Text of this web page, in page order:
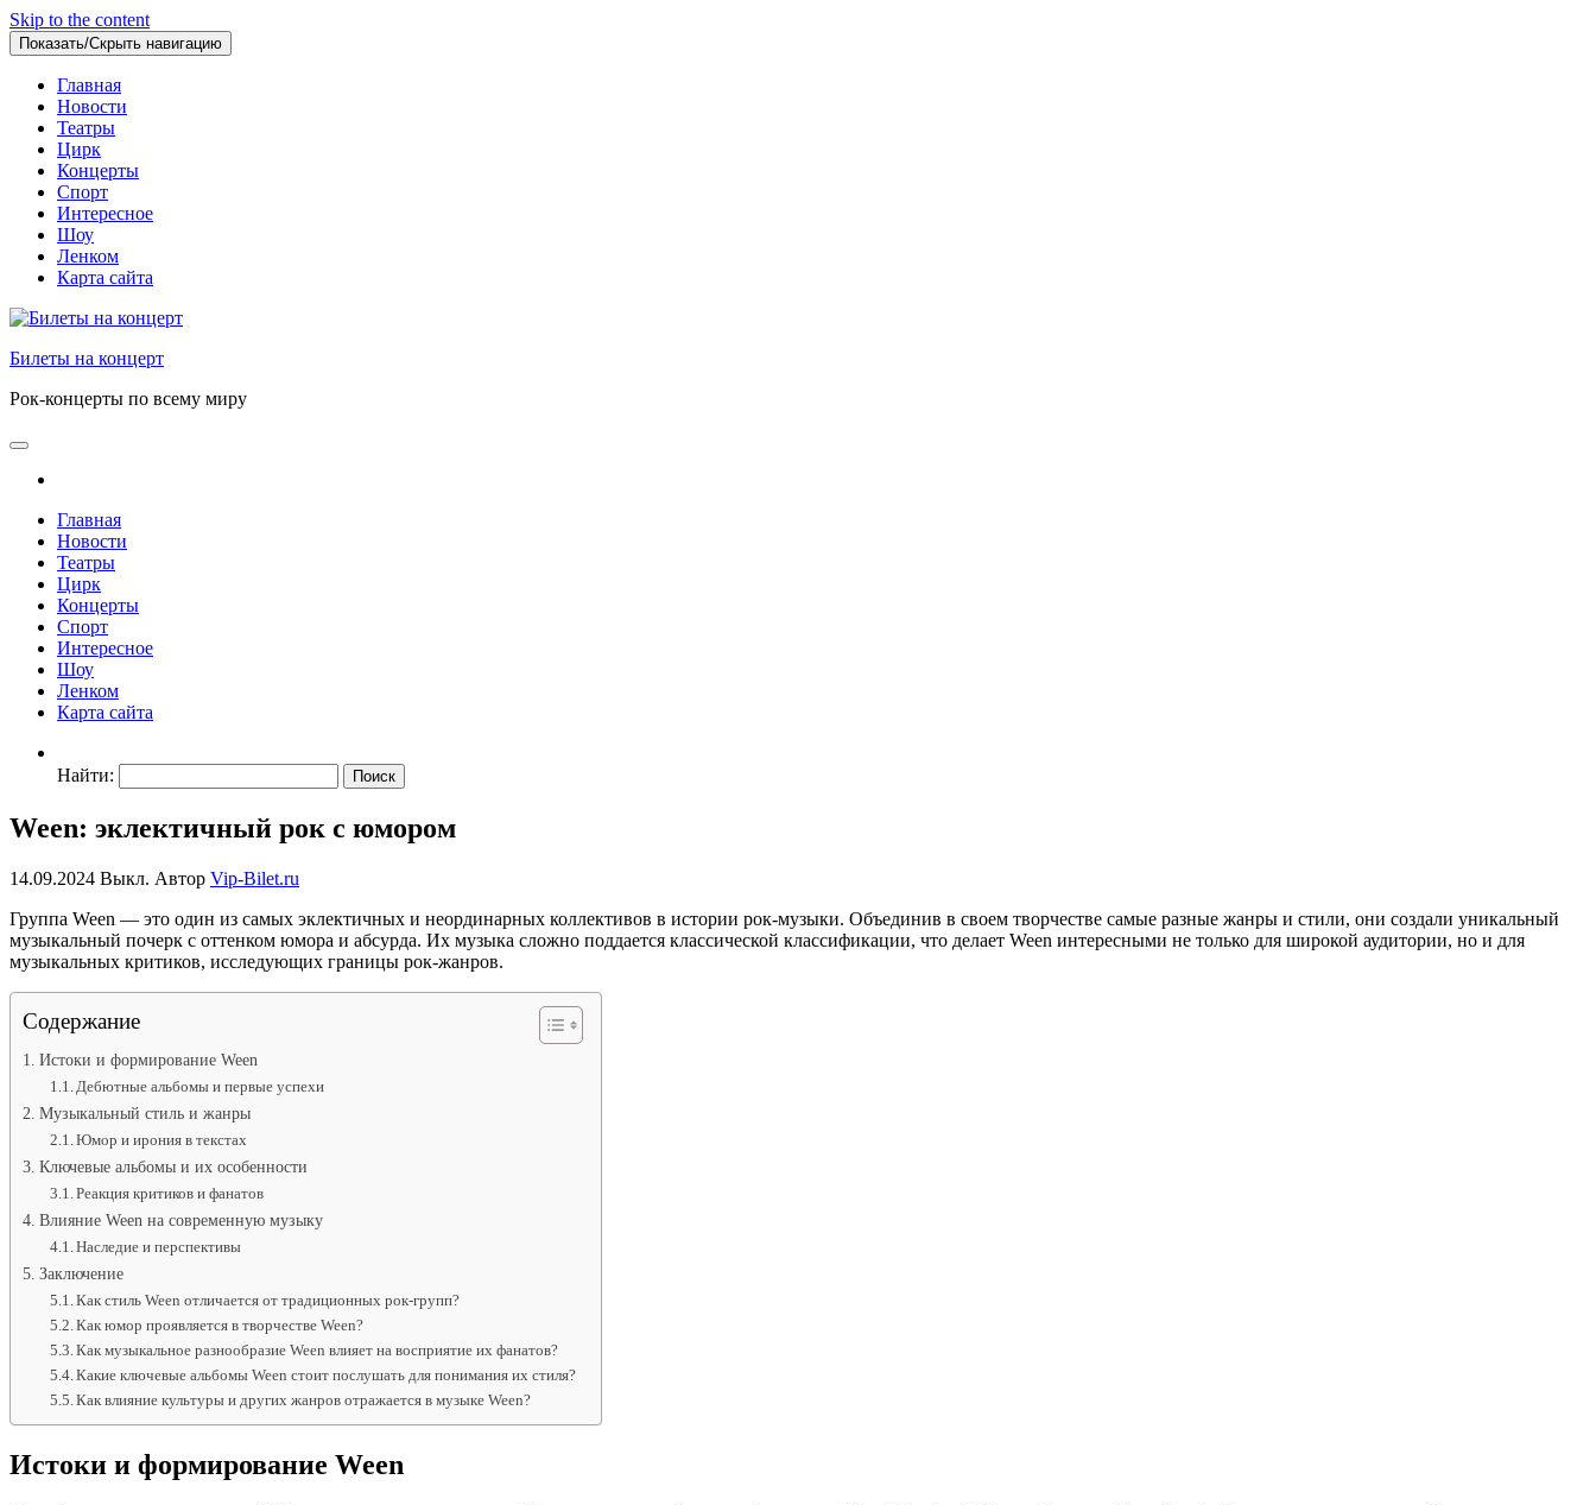
Skip to the content
Показать/Скрыть навигацию
Главная
Новости
Театры
Цирк
Концерты
Спорт
Интересное
Шоу
Ленком
Карта сайта
Билеты на концерт
Рок-концерты по всему миру
Главная
Новости
Театры
Цирк
Концерты
Спорт
Интересное
Шоу
Ленком
Карта сайта
Найти:
Ween: эклектичный рок с юмором
14.09.2024 Выкл. Автор Vip-Bilet.ru
Группа Ween — это один из самых эклектичных и неординарных коллективов в истории рок-музыки. Объединив в своем творчестве самые разные жанры и стили, они создали уникальный
музыкальный почерк с оттенком юмора и абсурда. Их музыка сложно поддается классической классификации, что делает Ween интересными не только для широкой аудитории, но и для
музыкальных критиков, исследующих границы рок-жанров.
Содержание
Истоки и формирование Ween
Дебютные альбомы и первые успехи
Музыкальный стиль и жанры
Юмор и ирония в текстах
Ключевые альбомы и их особенности
Реакция критиков и фанатов
Влияние Ween на современную музыку
Наследие и перспективы
Заключение
Как стиль Ween отличается от традиционных рок-групп?
Как юмор проявляется в творчестве Ween?
Как музыкальное разнообразие Ween влияет на восприятие их фанатов?
Какие ключевые альбомы Ween стоит послушать для понимания их стиля?
Как влияние культуры и других жанров отражается в музыке Ween?
Истоки и формирование Ween